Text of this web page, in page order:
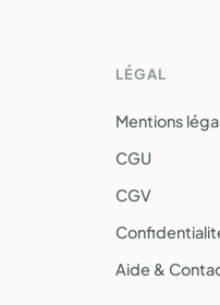
LÉGAL
Mentions
CGU
CGV
Aide &